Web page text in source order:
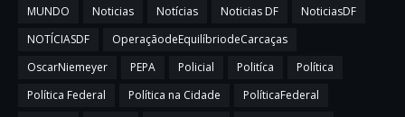
MUNDO
Noticias Notícias Noticias DF
NoticiasDF
NOTÍCIASDF
OperaçãodeEquilíbriodeCarcaças
OscarNiemeyer
PEPA Policial Politíca
Política
Política Federal
Política na Cidade
PolíticaFederal